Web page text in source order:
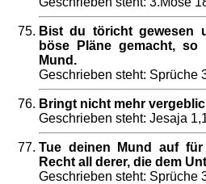
Bist du töricht gewesen
böse Pläne gemacht,
Mund.
Geschrieben steht: Sprüche
Bringt nicht mehr
Geschrieben steht: Jesaja
Tue deinen Mund auf
Recht all derer, die dem
Geschrieben steht: Sprüche